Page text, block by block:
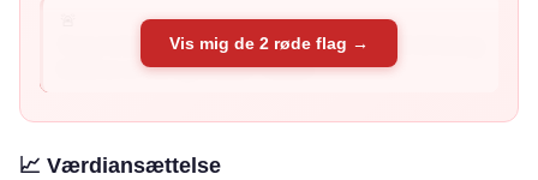
Svag balance (forhøjet risiko): Altman Z2 er -0.12 (svag
balance er 1,1 og under) – balan...
Vis mig de 2 røde flag →
📈 Værdiansættelse